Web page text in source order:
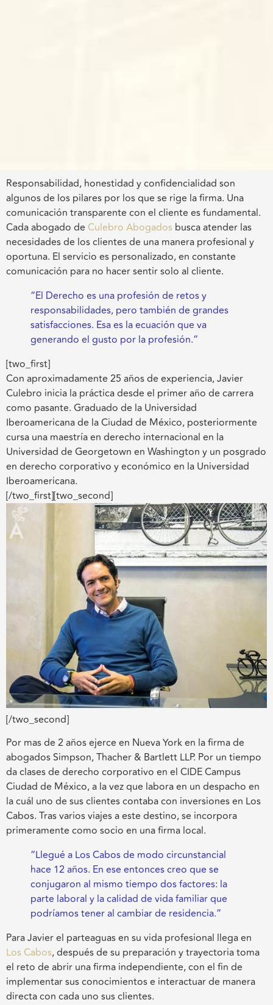
Responsabilidad, honestidad y confidencialidad son
algunos de los pilares por los que se rige la firma. Una
comunicación transparente con el cliente es fundamental.
Cada abogado de Culebro Abogados busca atender las
necesidades de los clientes de una manera profesional y
oportuna. El servicio es personalizado, en constante
comunicación para no hacer sentir solo al cliente.
“El Derecho es una profesión de retos y
responsabilidades, pero también de grandes
satisfacciones. Esa es la ecuación que va
generando el gusto por la profesión.”
[two_first]
Con aproximadamente 25 años de experiencia, Javier
Culebro inicia la práctica desde el primer año de carrera
como pasante. Graduado de la Universidad
Iberoamericana de la Ciudad de México, posteriormente
cursa una maestría en derecho internacional en la
Universidad de Georgetown en Washington y un posgrado
en derecho corporativo y económico en la Universidad
Iberoamericana.
[/two_first][two_second]
[/two_second]
Por mas de 2 años ejerce en Nueva York en la firma de
abogados Simpson, Thacher & Bartlett LLP. Por un tiempo
da clases de derecho corporativo en el CIDE Campus
Ciudad de México, a la vez que labora en un despacho en
la cuál uno de sus clientes contaba con inversiones en Los
Cabos. Tras varios viajes a este destino, se incorpora
primeramente como socio en una firma local.
“Llegué a Los Cabos de modo circunstancial
hace 12 años. En ese entonces creo que se
conjugaron al mismo tiempo dos factores: la
parte laboral y la calidad de vida familiar que
podríamos tener al cambiar de residencia.”
Para Javier el parteaguas en su vida profesional llega en
Los Cabos, después de su preparación y trayectoria toma
el reto de abrir una firma independiente, con el fin de
implementar sus conocimientos e interactuar de manera
directa con cada uno sus clientes.